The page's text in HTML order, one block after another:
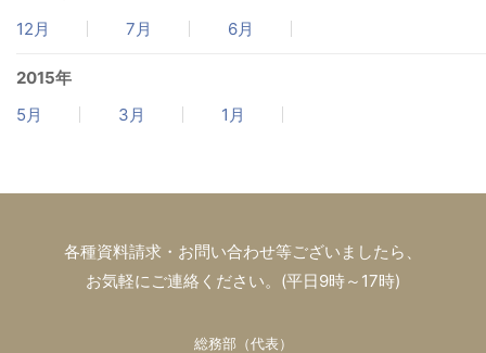
12月
7月 6月
2015年
5月
3月 1月
各種資料請求・お問い合わせ等ございましたら、
お気軽にご連絡ください。(平日9時～17時)
総務部（代表）